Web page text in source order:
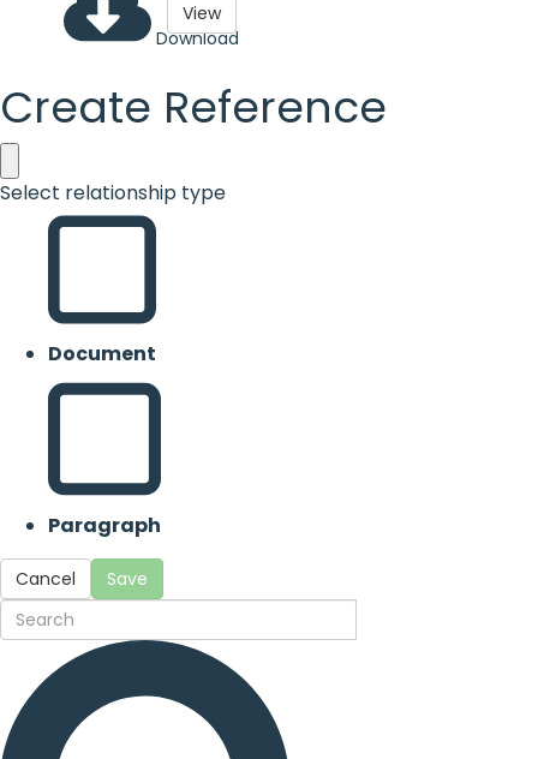
Download
View
Create Reference
Select relationship type
Document
Paragraph
Cancel Save